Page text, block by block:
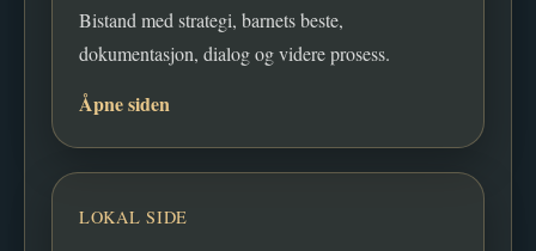
Bistand med strategi, barnets beste,
dokumentasjon, dialog og videre prosess.
Åpne siden
LOKAL SIDE